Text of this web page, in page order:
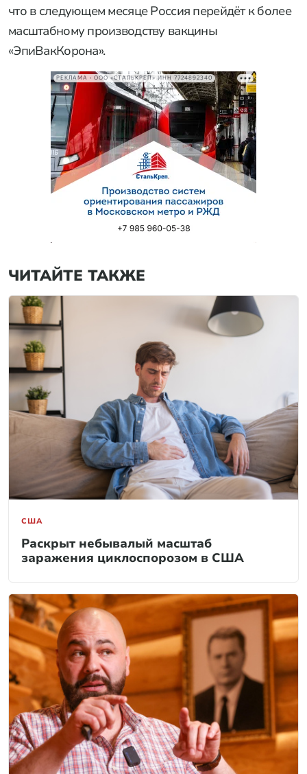
что в следующем месяце Россия перейдёт к более
масштабному производству вакцины
«ЭпиВакКорона».
РЕКЛАМА • ООО «СТАЛЬКРЕП» ИНН 7724892340
ЧИТАЙТЕ ТАКЖЕ
США
Раскрыт небывалый масштаб
заражения циклоспорозом в США